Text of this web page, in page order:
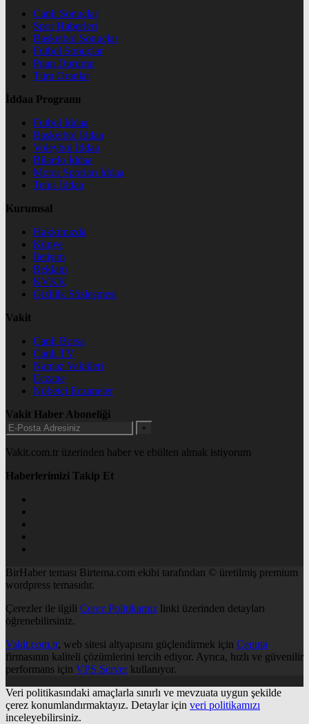
Canlı Sonuçlar
Spor Haberleri
Basketbol Sonuçlar
Futbol Sonuçlar
Puan Durumu
Tüm Oranlar
İddaa Programı
Futbol İddaa
Basketbol İddaa
Voleybol İddaa
Bilardo İddaa
Motor Sporları İddaa
Tenis İddaa
Kurumsal
Hakkımızda
Künye
İletişim
Reklam
KVKK
Gizlilik Sözleşmesi
Vakit
Canlı Borsa
Canlı TV
Namaz Vakitleri
Eczane
Nöbetçi Eczaneler
Vakit Haber Aboneliği
+
Vakit.com.tr üzerinden haber ve ebülten almak istiyorum
Haberlerimizi Takip Et
BirHaber teması Birtema.com ekibi tarafından © üretilmiş premium
wordpress temasıdır.
Çerezler ile ilgili Çerez Politikamız linki üzerinden detayları
öğrenebilirsiniz.
Vakit.com.tr, web sitesi altyapısını güçlendirmek için Cenuta
firmasının kaliteli çözümlerini tercih ediyor. Ayrıca, hızlı ve güvenilir
performans için VPS Serverkullanıyor.
Veri politikasındaki amaçlarla sınırlı ve mevzuata uygun şekilde
çerez konumlandırmaktayız. Detaylar için veri politikamızı
inceleyebilirsiniz.